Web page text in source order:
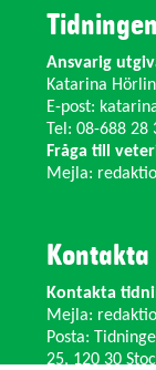
Ansvarig
Katarina Hörlin
E-post:
Tel: 08-688 28
Fråga till
Mejla:
Kontakta
Mejla:
Posta:
25, 120 30